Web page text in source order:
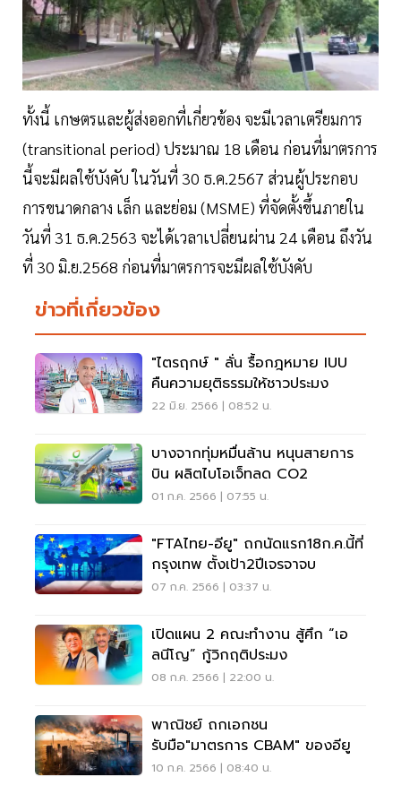
ทั้งนี้ เกษตรและผู้ส่งออกที่เกี่ยวข้อง จะมีเวลาเตรียมการ
(transitional period) ประมาณ 18 เดือน ก่อนที่มาตรการ
นี้จะมีผลใช้บังคับ ในวันที่ 30 ธ.ค.2567 ส่วนผู้ประกอบ
การขนาดกลาง เล็ก และย่อม (MSME) ที่จัดตั้งขึ้นภายใน
วันที่ 31 ธ.ค.2563 จะได้เวลาเปลี่ยนผ่าน 24 เดือน ถึงวัน
ที่ 30 มิ.ย.2568 ก่อนที่มาตรการจะมีผลใช้บังคับ
ข่าวที่เกี่ยวข้อง
"ไตรฤกษ์ " ลั่น รื้อกฎหมาย IUU
คืนความยุติธรรมให้ชาวประมง
22 มิ.ย. 2566 | 08:52 น.
บางจากทุ่มหมื่นล้าน หนุนสายการ
บิน ผลิตไบโอเจ็ทลด CO2
01 ก.ค. 2566 | 07:55 น.
"FTAไทย-อียู" ถกนัดแรก18ก.ค.นี้ที่
กรุงเทพ ตั้งเป้า2ปีเจรจาจบ
07 ก.ค. 2566 | 03:37 น.
เปิดแผน 2 คณะทำงาน สู้ศึก “เอ
ลนีโญ” กู้วิกฤติประมง
08 ก.ค. 2566 | 22:00 น.
พาณิชย์ ถกเอกชน
รับมือ"มาตรการ CBAM" ของอียู
10 ก.ค. 2566 | 08:40 น.